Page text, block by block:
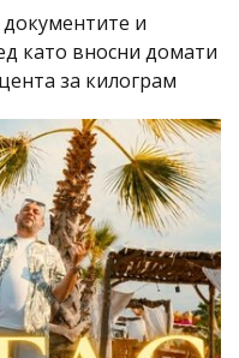
и
като вносни домати
за килограм